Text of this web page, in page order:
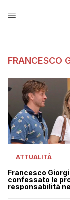
FRANCESCO
ATTUALITÀ
Francesco Giorgi
confessato le
responsabilità